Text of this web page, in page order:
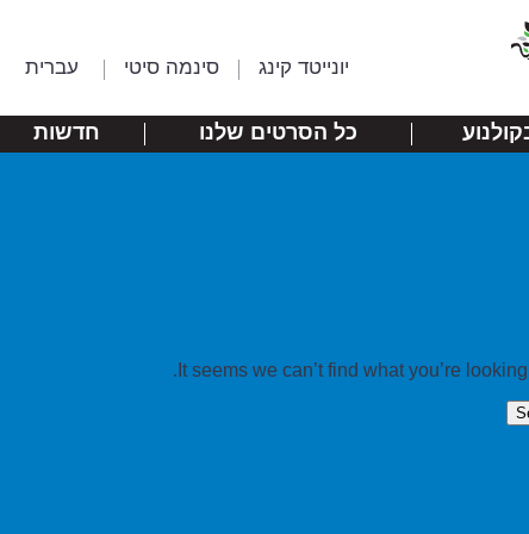
יונייטד קינג סינמה סיטי עברית
כל הסרטים שלנו חדשות
It seems we can’t find what you’re